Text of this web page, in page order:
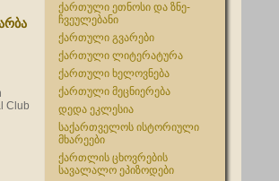
Club
ქართული ეთნოსი და ზნე-
ჩვეულებანი
ქართული გვარები
ქართული ლიტერატურა
ქართული ხელოვნება
ქართული მეცნიერება
დედა ეკლესია
საქართველოს ისტორიული
მხარეები
ქართლის ცხოვრების
სავალალო ეპიზოდები